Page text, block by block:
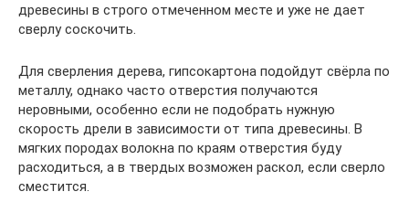
древесины в строго отмеченном месте и уже не дает
сверлу соскочить.
Для сверления дерева, гипсокартона подойдут свёрла по
металлу, однако часто отверстия получаются
неровными, особенно если не подобрать нужную
скорость дрели в зависимости от типа древесины. В
мягких породах волокна по краям отверстия буду
расходиться, а в твердых возможен раскол, если сверло
сместится.